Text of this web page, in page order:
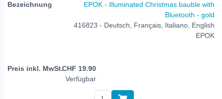
EPOK - Illuminated Christmas bauble with
Bluetooth - gold
416823 - Deutsch, Français, Italiano, English
EPOK
CHF 19.90
Verfügbar